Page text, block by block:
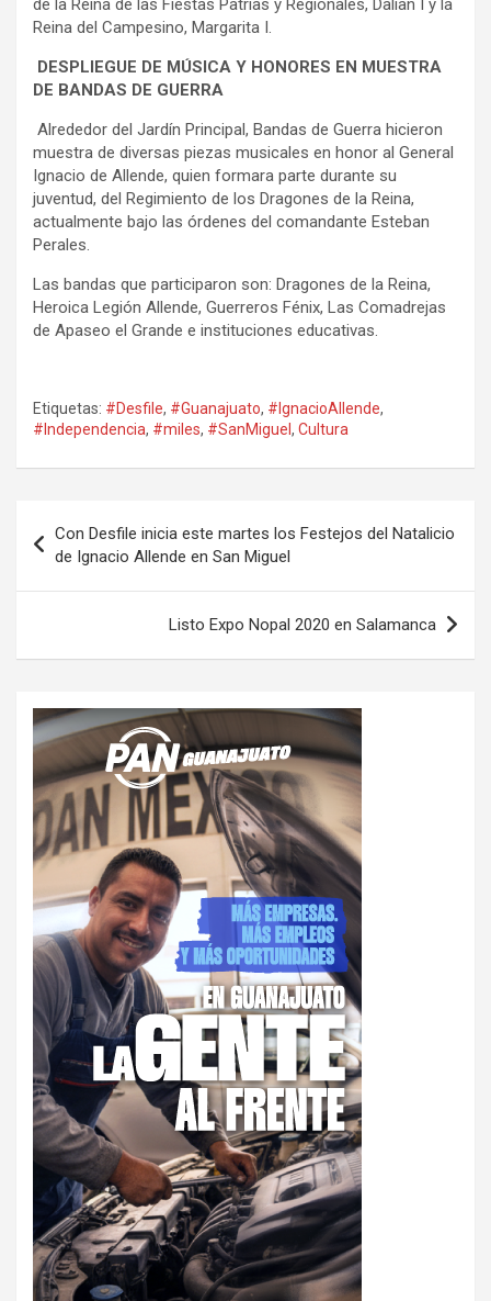
de la Reina de las Fiestas Patrias y Regionales, Dalian I y la
Reina del Campesino, Margarita I.
DESPLIEGUE DE MÚSICA Y HONORES EN MUESTRA
DE BANDAS DE GUERRA
Alrededor del Jardín Principal, Bandas de Guerra hicieron
muestra de diversas piezas musicales en honor al General
Ignacio de Allende, quien formara parte durante su
juventud, del Regimiento de los Dragones de la Reina,
actualmente bajo las órdenes del comandante Esteban
Perales.
Las bandas que participaron son: Dragones de la Reina,
Heroica Legión Allende, Guerreros Fénix, Las Comadrejas
de Apaseo el Grande e instituciones educativas.
Etiquetas: #Desfile, #Guanajuato, #IgnacioAllende,
#Independencia, #miles, #SanMiguel , Cultura
de
entradas
Con Desfile inicia este martes los Festejos del Natalicio
de Ignacio Allende en San Miguel
Listo Expo Nopal 2020 en Salamanca